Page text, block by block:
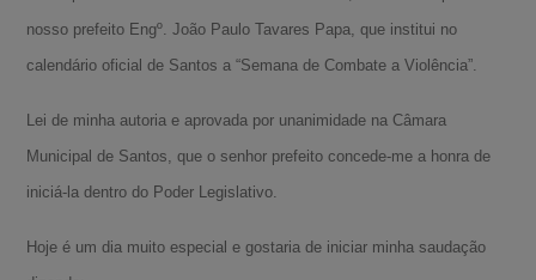
nosso prefeito Engº. João Paulo Tavares Papa, que institui no
calendário oficial de Santos a “Semana de Combate a Violência”.
Lei de minha autoria e aprovada por unanimidade na Câmara
Municipal de Santos, que o senhor prefeito concede-me a honra de
iniciá-la dentro do Poder Legislativo.
Hoje é um dia muito especial e gostaria de iniciar minha saudação